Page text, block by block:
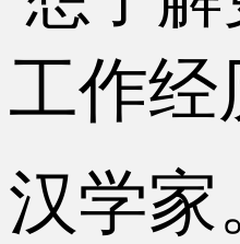
工作经
汉学家